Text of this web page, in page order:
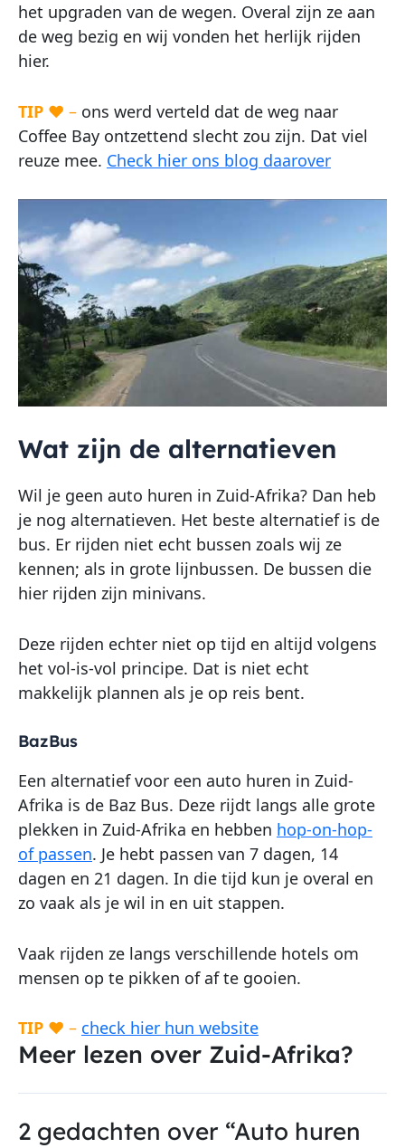
het upgraden van de wegen. Overal zijn ze aan
de weg bezig en wij vonden het herlijk rijden
hier.
TIP ♥ – ons werd verteld dat de weg naar
Coffee Bay ontzettend slecht zou zijn. Dat viel
reuze mee. Check hier ons blog daarover
Wat zijn de alternatieven
Wil je geen auto huren in Zuid-Afrika? Dan heb
je nog alternatieven. Het beste alternatief is de
bus. Er rijden niet echt bussen zoals wij ze
kennen; als in grote lijnbussen. De bussen die
hier rijden zijn minivans.
Deze rijden echter niet op tijd en altijd volgens
het vol-is-vol principe. Dat is niet echt
makkelijk plannen als je op reis bent.
BazBus
Een alternatief voor een auto huren in Zuid-
Afrika is de Baz Bus. Deze rijdt langs alle grote
plekken in Zuid-Afrika en hebben hop-on-hop-
of passen. Je hebt passen van 7 dagen, 14
dagen en 21 dagen. In die tijd kun je overal en
zo vaak als je wil in en uit stappen.
Vaak rijden ze langs verschillende hotels om
mensen op te pikken of af te gooien.
TIP ♥ – check hier hun website
Meer lezen over Zuid-Afrika?
2 gedachten over “Auto huren